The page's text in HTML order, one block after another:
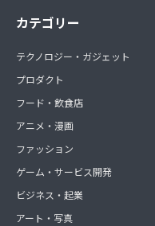
カテゴリー
テクノロジー・ガジェット
プロダクト
フード・飲食店
アニメ・漫画
ファッション
ゲーム・サービス開発
ビジネス・起業
アート・写真